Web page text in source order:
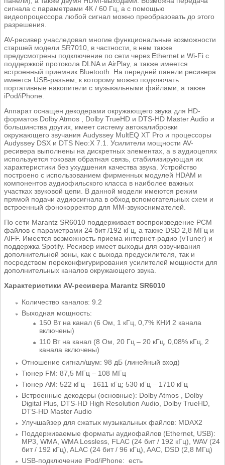
сигнала с параметрами 4К / 60 Гц, а с помощью
видеопроцессора любой сигнал можно преобразовать до этого
разрешения.
AV-ресивер унаследовал многие функциональные возможности
старшей модели SR7010, в частности, в нем также
предусмотрены подключение по сети через Ethernet и Wi-Fi с
поддержкой протокола DLNA и AirPlay, а также имеется
встроенный приемник Bluetooth. На передней панели ресивера
имеется USB-разъем, к которому можно подключать
портативные накопители с музыкальными файлами, а также
iPod/iPhone.
Аппарат оснащен декодерами окружающего звука для HD-
форматов Dolby Atmos , Dolby TrueHD и DTS-HD Master Audio и
большинства других, имеет систему автокалибровки
окружающего звучания Audyssey MultEQ XT Pro и процессоры
Audyssey DSX и DTS Neo:X 7.1. Усилители мощности AV-
ресивера выполнены на дискретных элементах, а в аудиоцепях
используется токовая обратная связь, стабилизирующая их
характеристики без ухудшения качества звука. Устройство
построено с использованием фирменных модулей HDAM и
компонентов аудиофильского класса в наиболее важных
участках звуковой цепи. В данной модели имеются режим
прямой подачи аудиосигнала в обход вспомогательных схем и
встроенный фонокорректор для MM-звукоснимателей.
По сети Marantz SR6010 поддерживает воспроизведение PCM
файлов с параметрами 24 бит /192 кГц, а также DSD 2,8 МГц и
AIFF. Имеется возможность приема интернет-радио (vTuner) и
поддержка Spotify. Ресивер имеет выходы для озвучивания
дополнительной зоны, как с выхода предусилителя, так и
посредством переконфигурирования усилителей мощности для
дополнительных каналов окружающего звука.
Характеристики AV-ресивера Marantz SR6010
Количество каналов: 9.2
Выходная мощность:
150 Вт на канал (6 Ом, 1 кГц, 0,7% КНИ 2 канала
включены)
110 Вт на канал (8 Ом, 20 Гц – 20 кГц, 0,08% кГц, 2
канала включены)
Отношение сигнал/шум: 98 дБ (линейный вход)
Тюнер FM: 87,5 МГц – 108 МГц
Тюнер AM: 522 кГц – 1611 кГц; 530 кГц – 1710 кГц
Встроенные декодеры (основные): Dolby Atmos , Dolby
Digital Plus, DTS-HD High Resolution Audio, Dolby TrueHD,
DTS-HD Master Audio
Улучшайзер для сжатых музыкальных файлов: MDAX2
Поддерживаемые форматы аудиофайлов (Ethernet, USB):
MP3, WMA, WMA Lossless, FLAC (24 бит / 192 кГц), WAV (24
бит / 192 кГц), ALAC (24 бит / 96 кГц), AAC, DSD (2,8 МГц)
USB-подключение iPod/iPhone: есть